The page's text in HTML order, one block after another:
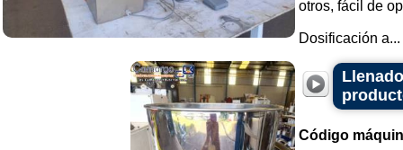
otros, fácil de
Dosificación a...
Código